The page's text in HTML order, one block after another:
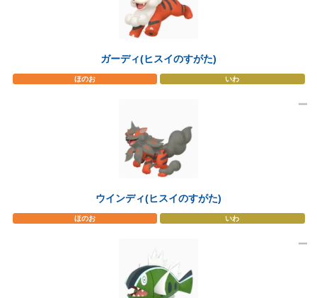
ガーディ(ヒスイのすがた)
ほのお いわ
ウインディ(ヒスイのすがた)
ほのお いわ